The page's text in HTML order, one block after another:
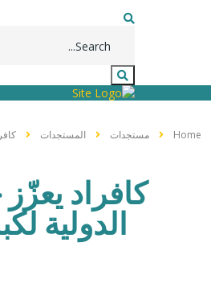
Home مستجدات المستجدات
كافراد
الدولية